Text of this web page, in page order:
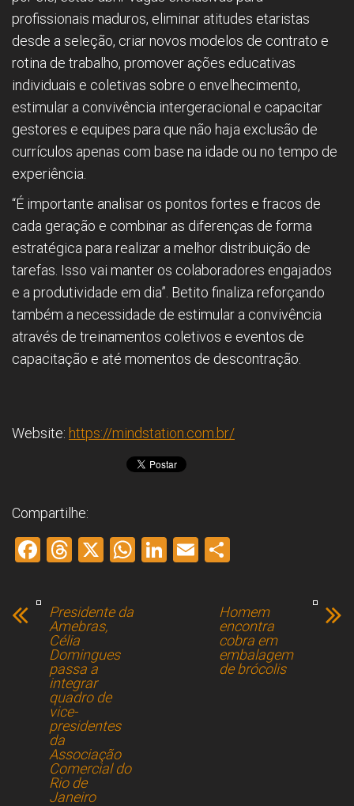
profissionais maduros, eliminar atitudes etaristas
desde a seleção, criar novos modelos de contrato e
rotina de trabalho, promover ações educativas
individuais e coletivas sobre o envelhecimento,
estimular a convivência intergeracional e capacitar
gestores e equipes para que não haja exclusão de
currículos apenas com base na idade ou no tempo de
experiência.
“É importante analisar os pontos fortes e fracos de
cada geração e combinar as diferenças de forma
estratégica para realizar a melhor distribuição de
tarefas. Isso vai manter os colaboradores engajados
e a produtividade em dia”. Betito finaliza reforçando
também a necessidade de estimular a convivência
através de treinamentos coletivos e eventos de
capacitação e até momentos de descontração.
Website: https://mindstation.com.br/
Compartilhe:
F
ce
b
o
ok
T
e
a
d
s
X
W Li
E
ar
e
Presidente da
Amebras,
Célia
Domingues
passa a
integrar
quadro de
vice-
presidentes
da
Associação
Comercial do
Rio de
Janeiro
Homem
encontra
cobra em
embalagem
de brócolis